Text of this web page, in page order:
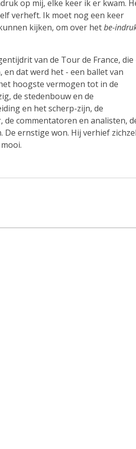
op mij, elke keer ik er kwam.
verheft. Ik moet nog een keer
kijken, om over hetbe-
van de Tour de France, die
dat werd het - een ballet van
hoogste vermogen tot in de
de stedenbouw en de
en het scherp-zijn, de
commentatoren en analisten,
De ernstige won. Hij verhief